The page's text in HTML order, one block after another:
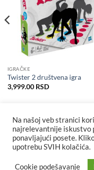
IGRAČKE
Twister 2 društvena igra
3,999.00 RSD
Na našoj veb stranici
najrelevantnije iskustvo
ponavljajući posete.
upotrebu SVIH kolačića.
Cookie podešavanje